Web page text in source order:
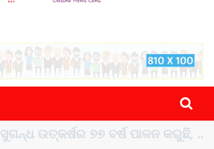
ୟୁପିଆଇ ଓ ଅନ୍ୟାନ୍ୟ ଡିଜିଟାଲ୍ ନେଣଦେଣ ...